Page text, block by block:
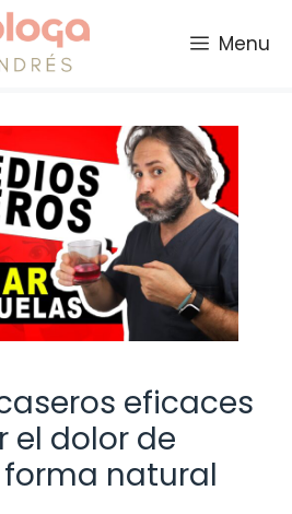
Menu
eficaces
el dolor de
natural